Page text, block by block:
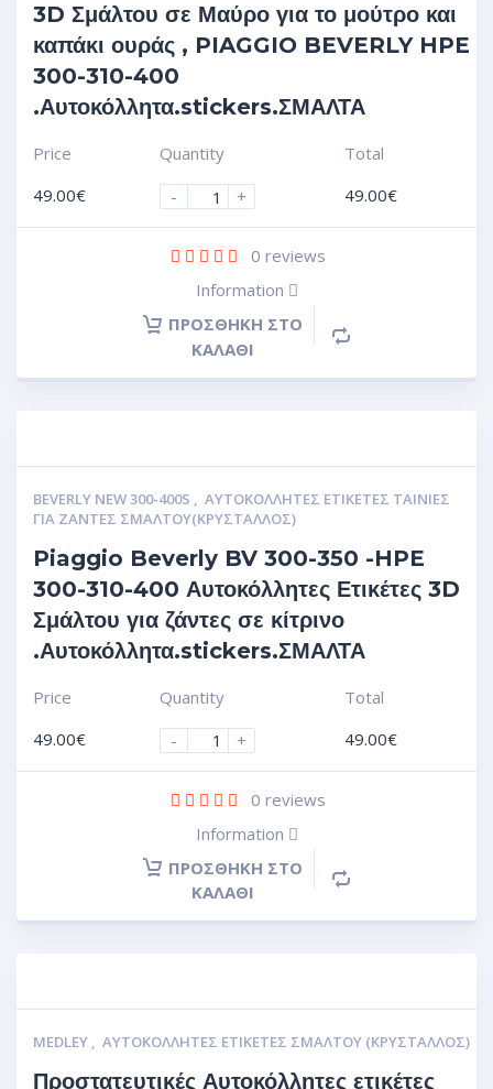
3D Σμάλτου σε Μαύρο για το μούτρο και
καπάκι ουράς , PIAGGIO BEVERLY HPE
300-310-400
.Αυτοκόλλητα.stickers.ΣΜΑΛΤΑ
Price
49.00€
Quantity
-
+
Total
49.00€
0 reviews
Information
ΠΡΟΣΘΉΚΗ ΣΤΟ
ΚΑΛΆΘΙ
BEVERLY NEW 300-400S
ΑΥΤΟΚΌΛΛΗΤΕΣ ΕΤΙΚΈΤΕΣ ΤΑΙΝΊΕΣ
ΓΙΑ ΖΆΝΤΕΣ ΣΜΆΛΤΟΥ(ΚΡΎΣΤΑΛΛΟΣ)
Piaggio Beverly BV 300-350 -HPE
300-310-400 Αυτοκόλλητες Ετικέτες 3D
Σμάλτου για ζάντες σε κίτρινο
.Αυτοκόλλητα.stickers.ΣΜΑΛΤΑ
Price
49.00€
Quantity
-
+
Total
49.00€
0 reviews
Information
ΠΡΟΣΘΉΚΗ ΣΤΟ
ΚΑΛΆΘΙ
MEDLEY , ΑΥΤΟΚΌΛΛΗΤΕΣ ΕΤΙΚΈΤΕΣ ΣΜΆΛΤΟΥ (ΚΡΥΣΤΑΛΛΟΣ)
Προστατευτικές Αυτοκόλλητες ετικέτες